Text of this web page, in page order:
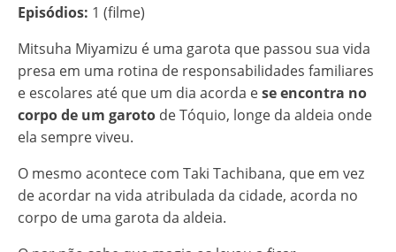
Episódios: 1 (filme)
Mitsuha Miyamizu é uma garota que passou sua vida
presa em uma rotina de responsabilidades familiares
e escolares até que um dia acorda ese encontra no
corpo de um garoto de Tóquio, longe da aldeia onde
ela sempre viveu.
O mesmo acontece com Taki Tachibana, que em vez
de acordar na vida atribulada da cidade, acorda no
corpo de uma garota da aldeia.